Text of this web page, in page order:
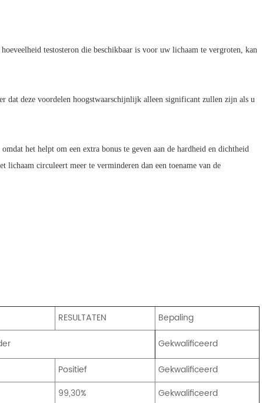
testosteron die beschikbaar is voor uw lichaam te vergroten, kan
dat deze voordelen hoogstwaarschijnlijk alleen significant zullen zijn als u
het helpt om een ​​extra bonus te geven aan de hardheid en dichtheid
circuleert meer te verminderen dan een toename van de
RESULTATEN
Bepaling
Gekwalificeerd
Positief
Gekwalificeerd
99,30% Gekwalificeerd